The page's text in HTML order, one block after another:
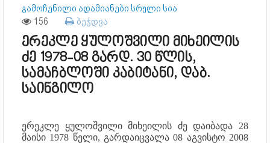
გამოჩენილი ადამიანები სრული სია
156 ბეჭდვა
ერეკლე ყულოშვილი მიხეილის
ძე 1978-08 გარდ. 30 წლის,
სამაჩბლოში კაბიტანი, დაბ.
საინგილო
ერეკლე ყულოშვილი მიხეილის ძე დაიბადა 28
მაისი 1978 წელი, გარდაიცვალა 08 აგვისტო 2008